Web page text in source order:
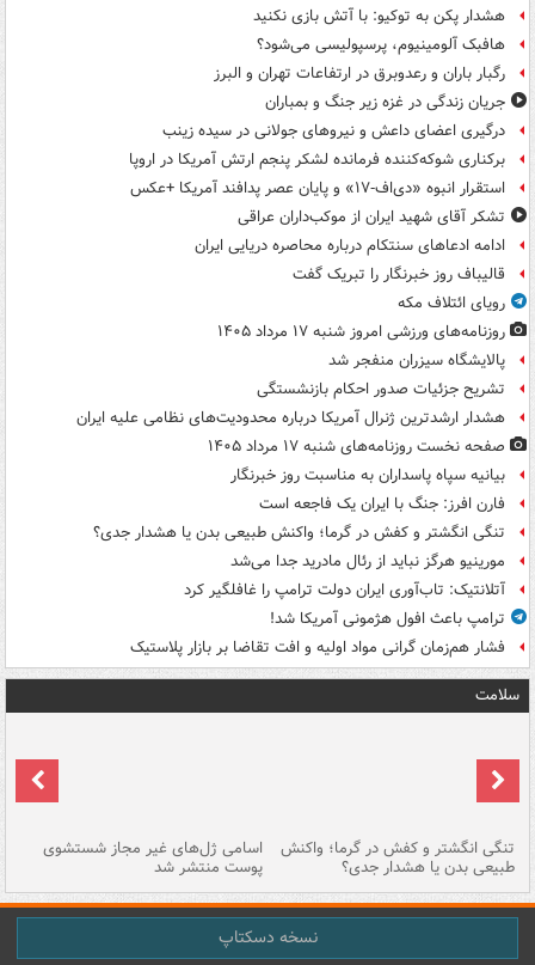
هشدار پکن به توکیو: با آتش بازی نکنید
هافبک آلومینیوم، پرسپولیسی می‌شود؟
رگبار باران و رعدوبرق در ارتفاعات تهران و البرز
جریان زندگی در غزه زیر جنگ و بمباران
درگیری اعضای داعش و نیروهای جولانی در سیده زینب
برکناری شوکه‌کننده فرمانده لشکر پنجم ارتش آمریکا در اروپا
استقرار انبوه «دی‌اف‑۱۷» و پایان عصر پدافند آمریکا +عکس
تشکر آقای شهید ایران از موکب‌داران عراقی
ادامه ادعاهای سنتکام درباره محاصره دریایی ایران
قالیباف روز خبرنگار را تبریک گفت
رویای ائتلاف مکه
روزنامه‌های ورزشی امروز ‌شنبه ۱۷ مرداد ۱۴۰۵
پالایشگاه سیزران منفجر شد
تشریح جزئیات صدور احکام بازنشستگی
هشدار ارشدترین ژنرال آمریکا درباره محدودیت‌های نظامی علیه ایران
صفحه نخست روزنامه‌های شنبه ۱۷ مرداد ۱۴۰۵
بیانیه سپاه پاسداران به مناسبت روز خبرنگار
فارن افرز: جنگ با ایران یک فاجعه است
تنگی انگشتر و کفش در گرما؛ واکنش طبیعی بدن یا هشدار جدی؟
مورینیو هرگز نباید از رئال مادرید جدا می‌شد
آتلانتیک: تاب‌آوری ایران دولت ترامپ را غافلگیر کرد
ترامپ باعث افول هژمونی آمریکا شد!
فشار هم‌زمان گرانی مواد اولیه و افت تقاضا بر بازار پلاستیک
سلامت
تنگی انگشتر و کفش در گرما؛ واکنش
طبیعی بدن یا هشدار جدی؟
اسامی ژل‌های غیر مجاز شستشوی
پوست منتشر شد
نسخه دسکتاپ